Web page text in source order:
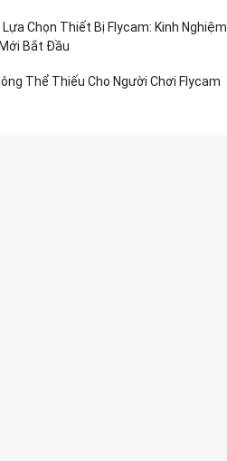
Lựa Chọn Thiết Bị Flycam: Kinh Nghiệm
Bắt Đầu
Thể Thiếu Cho Người Chơi Flycam